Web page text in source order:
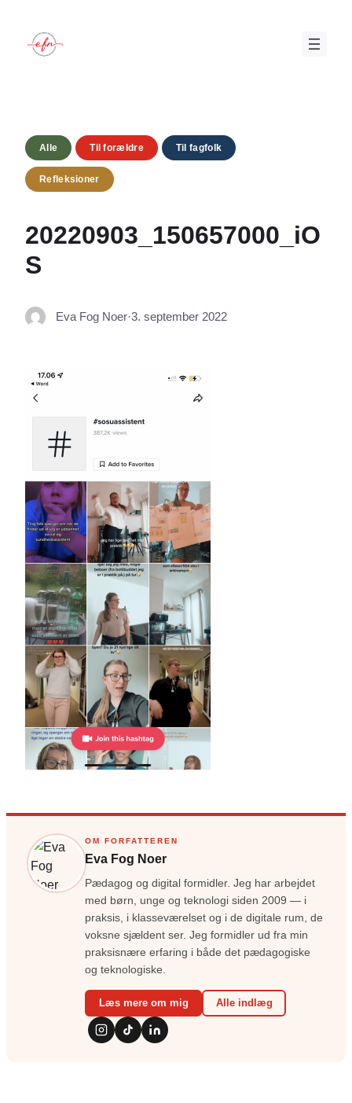
indhold
Alle Til forældre Til fagfolk
Refleksioner
20220903_150657000_iO
S
Eva Fog Noer·3. september 2022
OM FORFATTEREN
Eva Fog Noer
Pædagog og digital formidler. Jeg har arbejdet
med børn, unge og teknologi siden 2009 — i
praksis, i klasseværelset og i de digitale rum, de
voksne sjældent ser. Jeg formidler ud fra min
praksisnære erfaring i både det pædagogiske
og teknologiske.
Læs mere om mig Alle indlæg